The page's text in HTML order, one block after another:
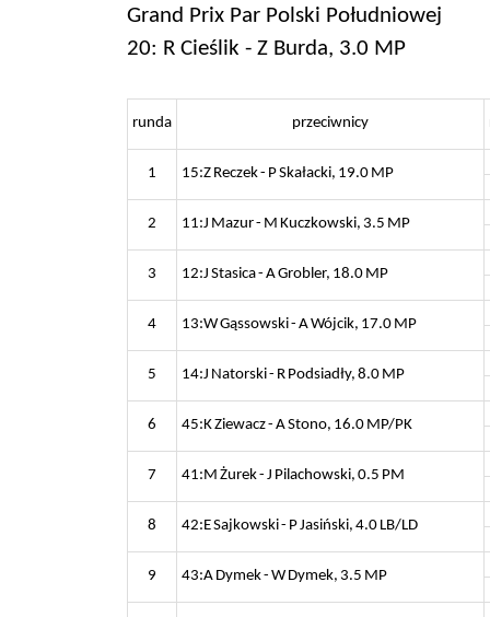
Grand Prix Par Polski Południowej
20: R Cieślik - Z Burda, 3.0 MP
runda przeciwnicy
1 15:Z Reczek - P Skałacki, 19.0 MP
2 11:J Mazur - M Kuczkowski, 3.5 MP
3 12:J Stasica - A Grobler, 18.0 MP
4 13:W Gąssowski - A Wójcik, 17.0 MP
5 14:J Natorski - R Podsiadły, 8.0 MP
6 45:K Ziewacz - A Stono, 16.0 MP/PK
7 41:M Żurek - J Pilachowski, 0.5 PM
8 42:E Sajkowski - P Jasiński, 4.0 LB/LD
9 43:A Dymek - W Dymek, 3.5 MP